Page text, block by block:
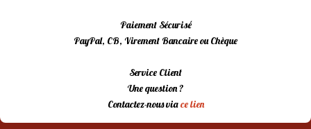
Paiement Sécurisé
PayPal, CB, Virement Bancaire ou Chèque
Service Client
Une question ?
Contactez-nous viace lien